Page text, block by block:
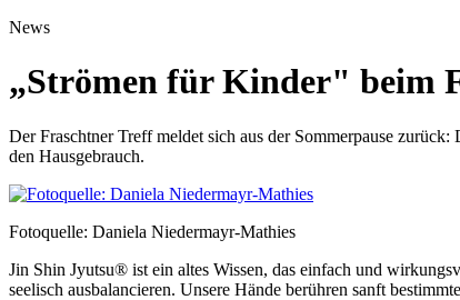
News
„Strömen für Kinder" beim
Der Fraschtner Treff meldet sich aus der Sommerpause
den Hausgebrauch.
Fotoquelle: Daniela Niedermayr-Mathies
Jin Shin Jyutsu® ist ein altes Wissen, das einfach und
seelisch ausbalancieren. Unsere Hände berühren sanft